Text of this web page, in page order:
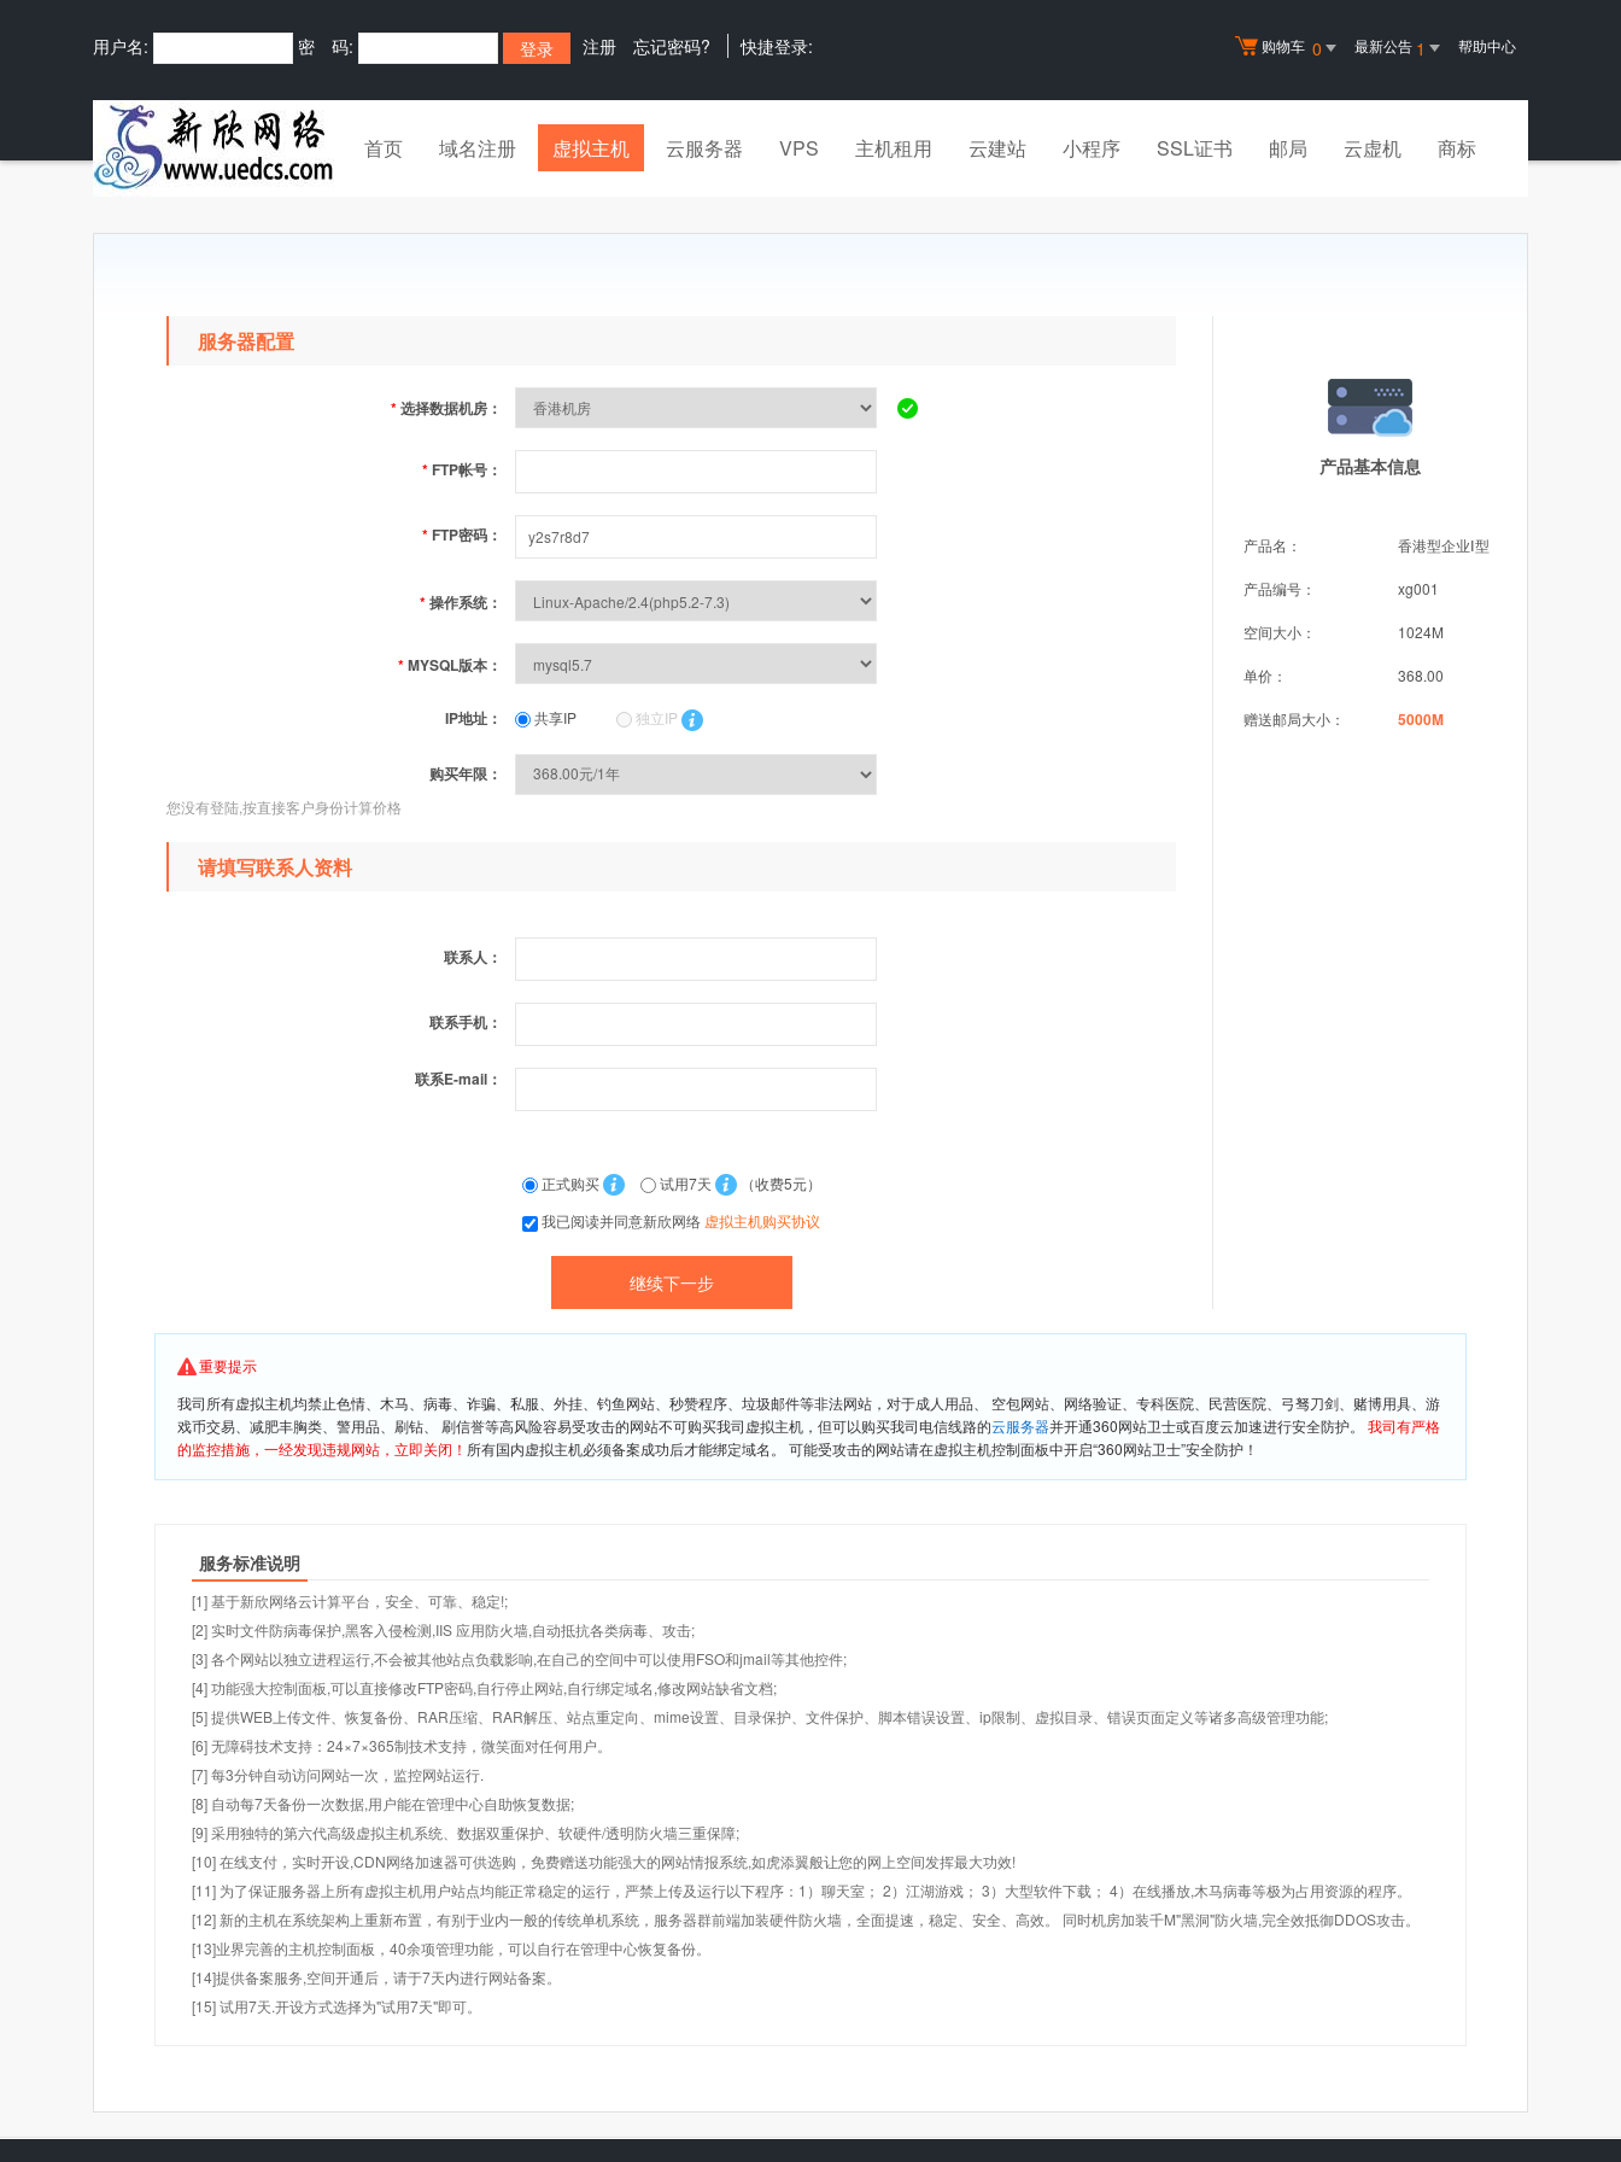
购物车 0 最新公告 1 帮助中心
用户名: 密 码: 注册 忘记密码? 快捷登录:
首页 域名注册 虚拟主机 云服务器 VPS 主机租用 云建站 小程序 SSL证书 邮局 云虚机 商标
产品基本信息
产品名： 香港型企业Ⅰ型
产品编号： xg001
空间大小： 1024M
单价： 368.00
赠送邮局大小： 5000M
服务器配置
*选择数据机房：
* FTP帐号：
* FTP密码：
*操作系统：
*MYSQL版本：
IP地址： 共享IP 独立IP
购买年限：
您没有登陆,按直接客户身份计算价格
请填写联系人资料
联系人：
联系手机：
联系E-mail：
正式购买 试用7天
（收费5元）
我已阅读并同意新欣网络 虚拟主机购买协议
重要提示
我司所有虚拟主机均禁止色情、木马、病毒、诈骗、私服、外挂、钓鱼网站、秒赞程序、垃圾邮件等非法网站，对于成人用品、 空包网站、网络验证、专科医院、民营医院、弓驽刀剑、赌博用具、游
戏币交易、减肥丰胸类、警用品、刷钻、 刷信誉等高风险容易受攻击的网站不可购买我司虚拟主机，但可以购买我司电信线路的云服务器并开通360网站卫士或百度云加速进行安全防护。 我司有严格
的监控措施，一经发现违规网站，立即关闭！ 所有国内虚拟主机必须备案成功后才能绑定域名。 可能受攻击的网站请在虚拟主机控制面板中开启“360网站卫士”安全防护！
服务标准说明
[1] 基于新欣网络云计算平台，安全、可靠、稳定!;
[2] 实时文件防病毒保护,黑客入侵检测,IIS 应用防火墙,自动抵抗各类病毒、攻击;
[3] 各个网站以独立进程运行,不会被其他站点负载影响,在自己的空间中可以使用FSO和jmail等其他控件;
[4] 功能强大控制面板,可以直接修改FTP密码,自行停止网站,自行绑定域名,修改网站缺省文档;
[5] 提供WEB上传文件、恢复备份、RAR压缩、RAR解压、站点重定向、mime设置、目录保护、文件保护、脚本错误设置、ip限制、虚拟目录、错误页面定义等诸多高级管理功能;
[6] 无障碍技术支持：24×7×365制技术支持，微笑面对任何用户。
[7] 每3分钟自动访问网站一次，监控网站运行.
[8] 自动每7天备份一次数据,用户能在管理中心自助恢复数据;
[9] 采用独特的第六代高级虚拟主机系统、数据双重保护、软硬件/透明防火墙三重保障;
[10] 在线支付，实时开设,CDN网络加速器可供选购，免费赠送功能强大的网站情报系统,如虎添翼般让您的网上空间发挥最大功效!
[11] 为了保证服务器上所有虚拟主机用户站点均能正常稳定的运行，严禁上传及运行以下程序：1）聊天室； 2）江湖游戏； 3）大型软件下载； 4）在线播放,木马病毒等极为占用资源的程序。
[12] 新的主机在系统架构上重新布置，有别于业内一般的传统单机系统，服务器群前端加装硬件防火墙，全面提速，稳定、安全、高效。 同时机房加装千M"黑洞"防火墙,完全效抵御DDOS攻击。
[13]业界完善的主机控制面板，40余项管理功能，可以自行在管理中心恢复备份。
[14]提供备案服务,空间开通后，请于7天内进行网站备案。
[15] 试用7天.开设方式选择为"试用7天"即可。